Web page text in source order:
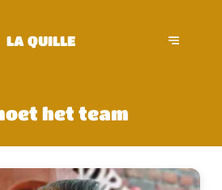
LA QUILLE
het team